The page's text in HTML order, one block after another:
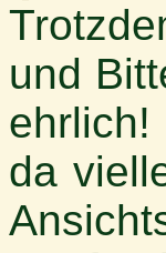
und
da